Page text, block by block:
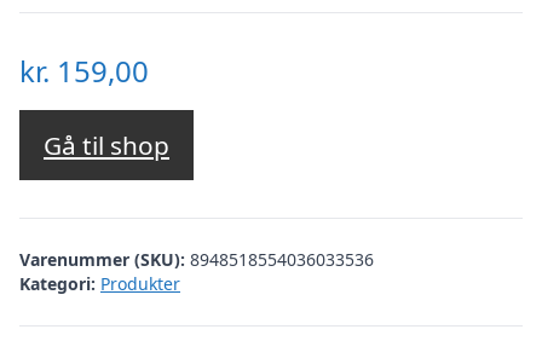
kr. 159,00
Gå til shop
Varenummer (SKU): 8948518554036033536
Kategori: Produkter